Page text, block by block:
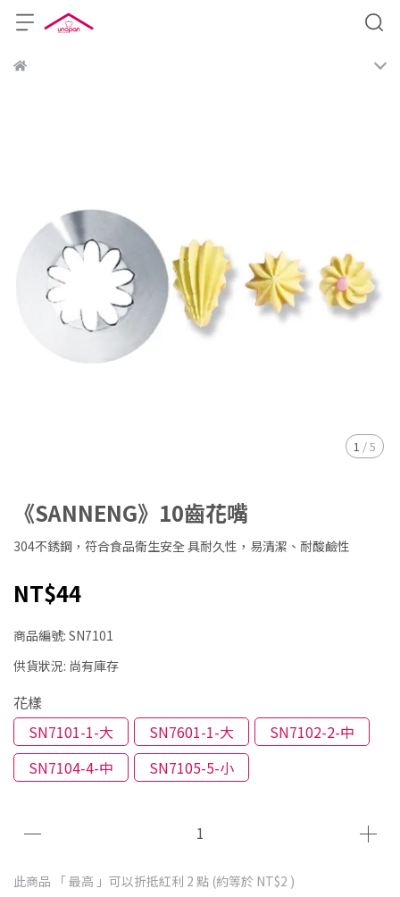
1 /5
《SANNENG》10齒花嘴
304不銹鋼，符合食品衛生安全 具耐久性，易清潔、耐酸鹼性
NT$44
商品編號: SN7101
供貨狀況: 尚有庫存
花樣
SN7101-1-大
SN7601-1-大
SN7102-2-中
SN7104-4-中
SN7105-5-小
此商品 「 最高 」可以折抵紅利 2 點 (約等於 NT$2 )